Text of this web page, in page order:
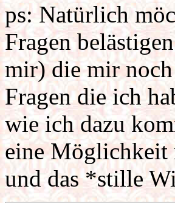
ps: Natürlich
Fragen
mir) die mir
Fragen die ich
wie ich dazu
eine Möglichkeit
und das *stille